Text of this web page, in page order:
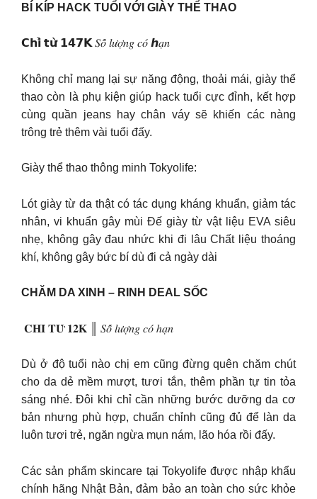
BÍ KÍP HACK TUỔI VỚI GIÀY THỂ THAO
𝗖𝗵𝗶̉ 𝘁𝘂̛̀ 𝟭𝟰𝟳𝗞 𝑆𝑜̂́ 𝑙𝑢̛𝑜̛̣𝑛𝑔 𝑐𝑜́ ℎ𝑎̣𝑛
Không chỉ mang lại sự năng động, thoải mái, giày thể
thao còn là phụ kiện giúp hack tuổi cực đỉnh, kết hợp
cùng quần jeans hay chân váy sẽ khiến các nàng
trông trẻ thêm vài tuổi đấy.
Giày thể thao thông minh Tokyolife:
Lót giày từ da thật có tác dụng kháng khuẩn, giảm tác
nhân, vi khuẩn gây mùi Đế giày từ vật liệu EVA siêu
nhẹ, không gây đau nhức khi đi lâu Chất liệu thoáng
khí, không gây bức bí dù đi cả ngày dài
CHĂM DA XINH – RINH DEAL SỐC
️ 𝐂𝐇𝐈̉ 𝐓𝐔̛̀ 𝟏𝟐𝐊 ║ 𝑆𝑜̂́ 𝑙𝑢̛𝑜̛̣𝑛𝑔 𝑐𝑜́ ℎ𝑎̣𝑛
Dù ở độ tuổi nào chị em cũng đừng quên chăm chút
cho da dẻ mềm mượt, tươi tắn, thêm phần tự tin tỏa
sáng nhé. Đôi khi chỉ cần những bước dưỡng da cơ
bản nhưng phù hợp, chuẩn chỉnh cũng đủ để làn da
luôn tươi trẻ, ngăn ngừa mụn nám, lão hóa rồi đấy.
Các sản phẩm skincare tại Tokyolife được nhập khẩu
chính hãng Nhật Bản, đảm bảo an toàn cho sức khỏe